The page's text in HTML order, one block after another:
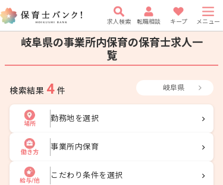
求人検索 転職相談 キープ メニュー
岐阜県の事業所内保育の保育士求人一
覧
検索結果 4 件 岐阜県
場所
勤務地を選択
働き方
事業所内保育
給与/他
こだわり条件を選択